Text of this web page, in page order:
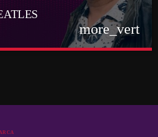
more_vert
dentro del basto universo de los